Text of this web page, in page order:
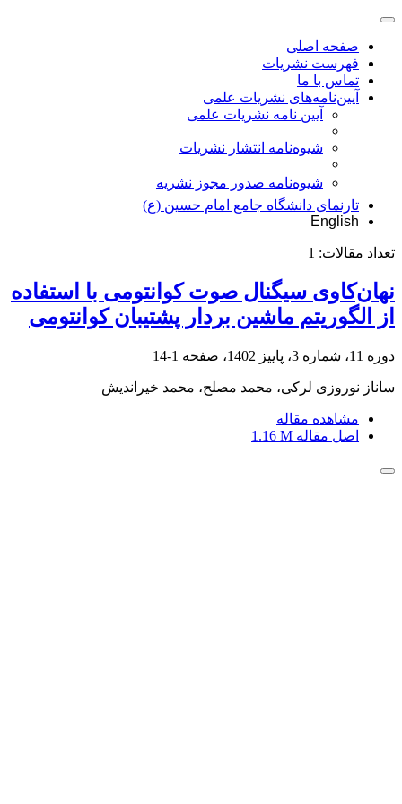
صفحه اصلی
فهرست نشریات
تماس با ما
آیین‌نامه‌های نشریات علمی
آیین نامه نشریات علمی
شیوه‌نامه انتشار نشریات
شیوهنامه صدور مجوز نشریه
تارنمای دانشگاه جامع امام حسین (ع)
English
تعداد مقالات: 1
نهان‌کاوی سیگنال صوت کوانتومی با استفاده
از الگوریتم ماشین بردار پشتیبان کوانتومی
دوره 11، شماره 3، پاییز 1402، صفحه 1-14
ساناز نوروزی لرکی، محمد مصلح، محمد خیراندیش
مشاهده مقاله
اصل مقاله 1.16 M